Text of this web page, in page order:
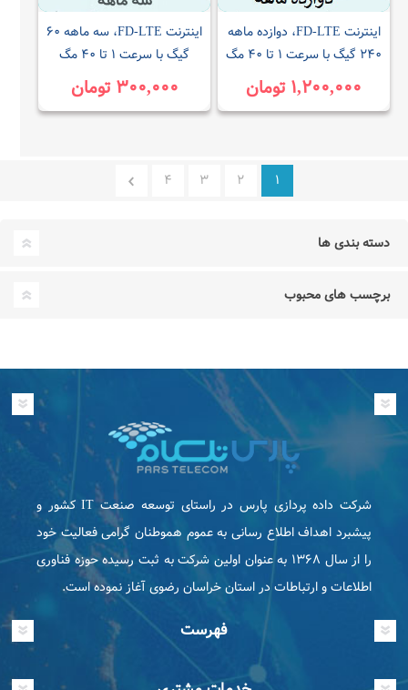
اینترنت FD-LTE، دوازده ماهه
۲۴۰ گیگ با سرعت ۱ تا ۴۰ مگ
۱,۲۰۰,۰۰۰ تومان
اینترنت FD-LTE، سه ماهه ۶۰
گیگ با سرعت ۱ تا ۴۰ مگ
۳۰۰,۰۰۰ تومان
۱ ۲ ۳ ۴
دسته بندی ها
برچسب های محبوب
شرکت داده پردازی پارس در راستای توسعه صنعت IT كشور و
پیشبرد اهداف اطلاع رسانی به عموم هموطنان گرامی فعاليت خود
را از سال ۱۳۶۸ به عنوان اولین شرکت به ثبت رسیده حوزه فناوری
اطلاعات و ارتباطات در استان خراسان رضوی آغاز نموده است.
فهرست